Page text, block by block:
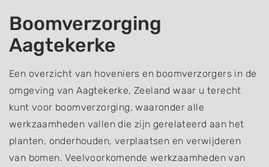
Boomverzorging
Aagtekerke
Een overzicht van hoveniers en boomverzorgers in de
omgeving van Aagtekerke, Zeeland waar u terecht
kunt voor boomverzorging, waaronder alle
werkzaamheden vallen die zijn gerelateerd aan het
planten, onderhouden, verplaatsen en verwijderen
van bomen. Veelvoorkomende werkzaamheden van